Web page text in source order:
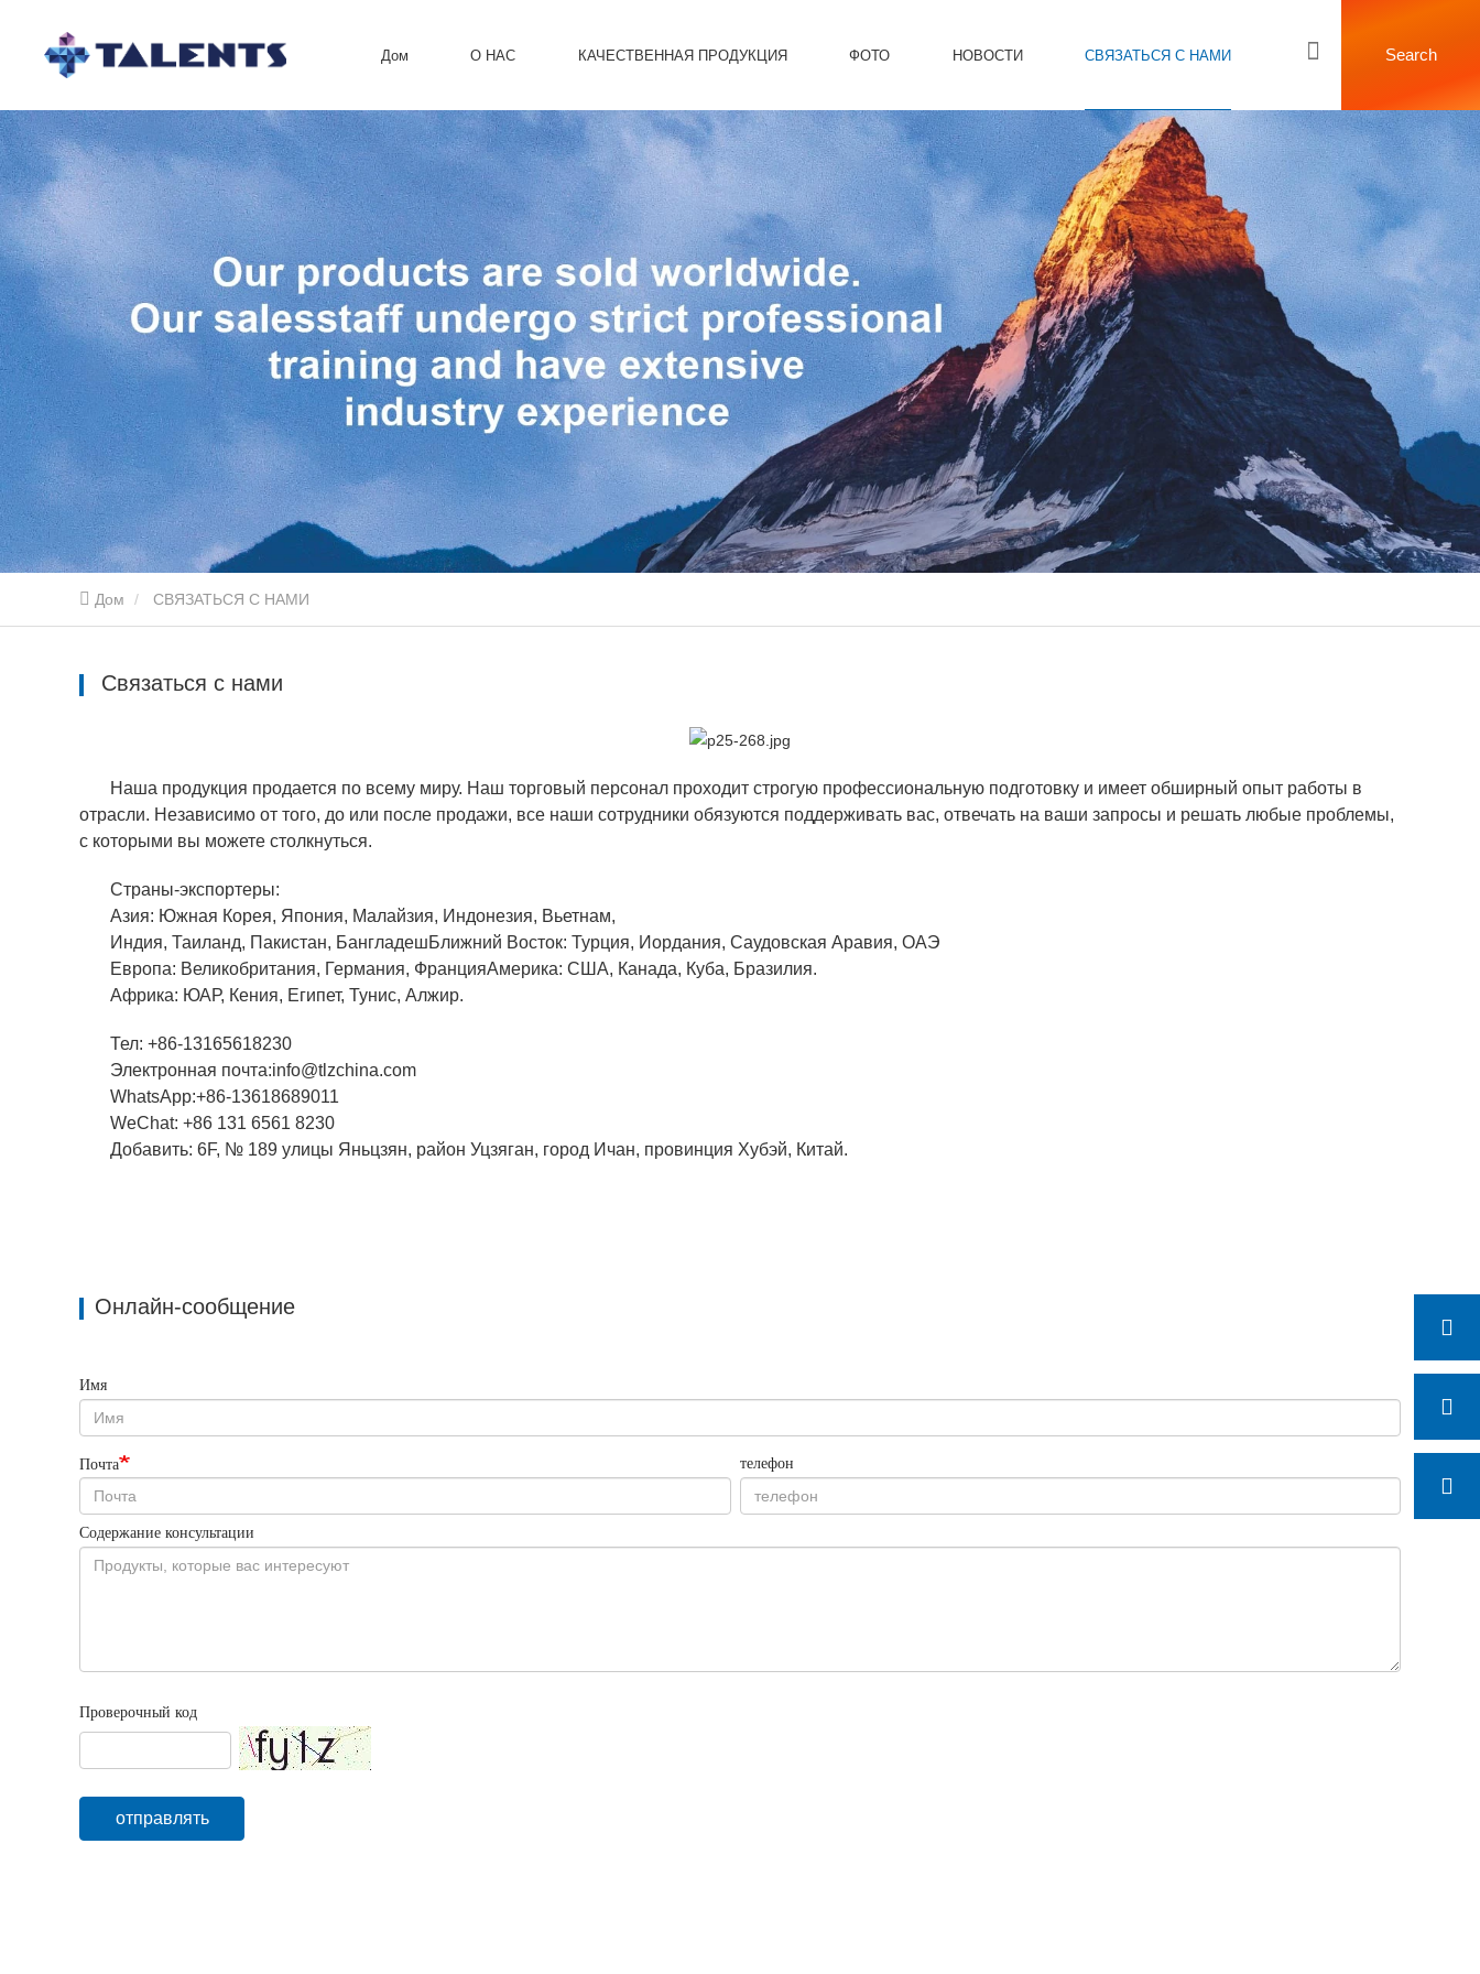
Дом О НАС КАЧЕСТВЕННАЯ ПРОДУКЦИЯ ФОТО НОВОСТИ СВЯЗАТЬСЯ С НАМИ Search
Дом СВЯЗАТЬСЯ С НАМИ
Связаться с нами
Наша продукция продается по всему миру. Наш торговый персонал проходит строгую профессиональную подготовку и имеет обширный опыт работы в
отрасли. Независимо от того, до или после продажи, все наши сотрудники обязуются поддерживать вас, отвечать на ваши запросы и решать любые проблемы,
с которыми вы можете столкнуться.
Страны-экспортеры:
Азия: Южная Корея, Япония, Малайзия, Индонезия, Вьетнам,
Индия, Таиланд, Пакистан, БангладешБлижний Восток: Турция, Иордания, Саудовская Аравия, ОАЭ
Европа: Великобритания, Германия, ФранцияАмерика: США, Канада, Куба, Бразилия.
Африка: ЮАР, Кения, Египет, Тунис, Алжир.
Тел: +86-13165618230
Электронная почта:info@tlzchina.com
WhatsApp:+86-13618689011
WeChat: +86 131 6561 8230
Добавить: 6F, № 189 улицы Яньцзян, район Уцзяган, город Ичан, провинция Хубэй, Китай.
Онлайн-сообщение
Имя
Почта телефон
Содержание консультации
Проверочный код
отправлять